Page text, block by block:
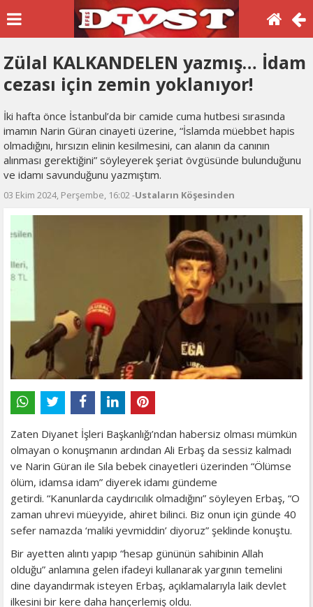
Zülal KALKANDELEN yazmış… İdam
cezası için zemin yoklanıyor!
İki hafta önce İstanbul’da bir camide cuma hutbesi sırasında
imamın Narin Güran cinayeti üzerine, “İslamda müebbet hapis
olmadığını, hırsızın elinin kesilmesini, can alanın da canının
alınması gerektiğini” söyleyerek şeriat övgüsünde bulunduğunu
ve idamı savunduğunu yazmıştım.
03 Ekim 2024, Perşembe, 16:02 -Ustaların Köşesinden
Zaten Diyanet İşleri Başkanlığı’ndan habersiz olması mümkün
olmayan o konuşmanın ardından Ali Erbaş da sessiz kalmadı
ve Narin Güran ile Sıla bebek cinayetleri üzerinden “Ölümse
ölüm, idamsa idam” diyerek idamı gündeme
getirdi. “Kanunlarda caydırıcılık olmadığını” söyleyen Erbaş, “O
zaman uhrevi müeyyide, ahiret bilinci. Biz onun için günde 40
sefer namazda ‘maliki yevmiddin’ diyoruz” şeklinde konuştu.
Bir ayetten alıntı yapıp “hesap gününün sahibinin Allah
olduğu” anlamına gelen ifadeyi kullanarak yargının temelini
dine dayandırmak isteyen Erbaş, açıklamalarıyla laik devlet
ilkesini bir kere daha hançerlemiş oldu.